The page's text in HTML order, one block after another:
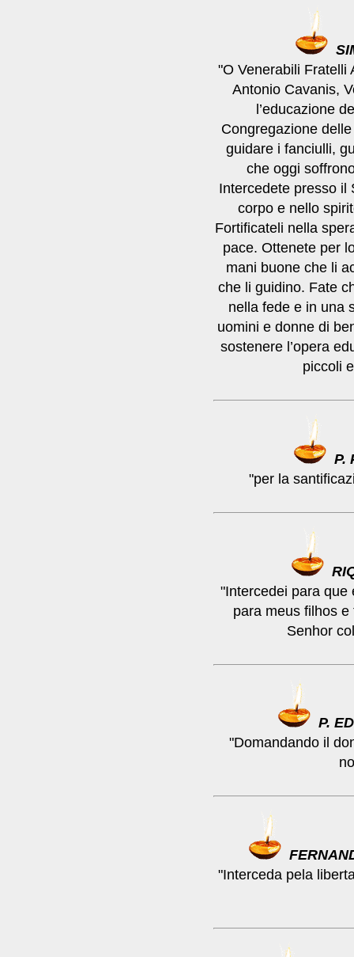
"O Venerabili Fratelli
Antonio Cavanis,
l’educazione
Congregazione
guidare i fanciulli,
che oggi
Intercedete presso il
corpo e nello
Fortificateli nella
pace. Ottenete per
mani buone che li
che li guidino. Fate
nella fede e in una
uomini e donne di
sostenere l’opera
piccoli
P.
"per la
"Intercedei para que
para meus filhos
Senhor
P.
"Domandando il
"Interceda pela